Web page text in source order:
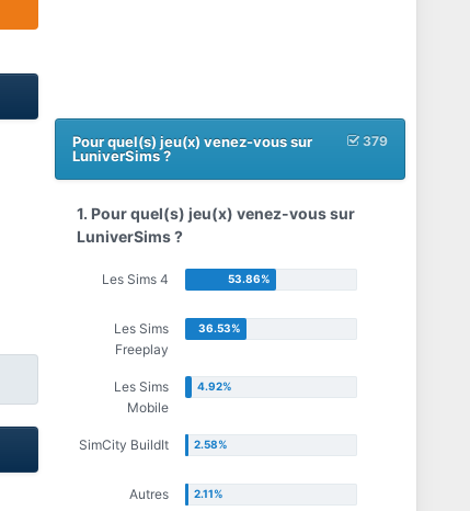
379
Pour quel(s) jeu(x) venez-vous sur
LuniverSims ?
1. Pour quel(s) jeu(x) venez-vous sur
LuniverSims ?
Les Sims 4
Les Sims
Freeplay
Les Sims
Mobile
SimCity BuildIt
Autres